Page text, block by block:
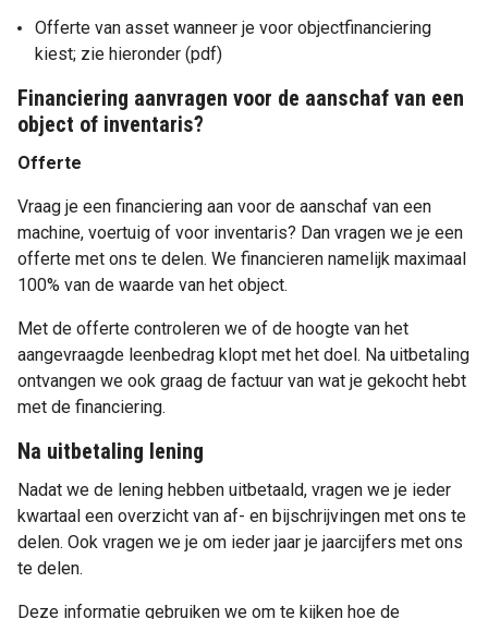
Offerte van asset wanneer je voor objectfinanciering
kiest; zie hieronder (pdf)
Financiering aanvragen voor de aanschaf van een
object of inventaris?
Offerte
Vraag je een financiering aan voor de aanschaf van een
machine, voertuig of voor inventaris? Dan vragen we je een
offerte met ons te delen. We financieren namelijk maximaal
100% van de waarde van het object.
Met de offerte controleren we of de hoogte van het
aangevraagde leenbedrag klopt met het doel. Na uitbetaling
ontvangen we ook graag de factuur van wat je gekocht hebt
met de financiering.
Na uitbetaling lening
Nadat we de lening hebben uitbetaald, vragen we je ieder
kwartaal een overzicht van af- en bijschrijvingen met ons te
delen. Ook vragen we je om ieder jaar je jaarcijfers met ons
te delen.
Deze informatie gebruiken we om te kijken hoe de